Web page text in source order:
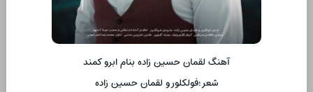
آهنگ لقمان حسین زاده بنام ابرو کمند
شعر؛فولکلور و لقمان حسین زاده